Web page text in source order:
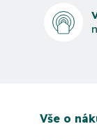
Vše o